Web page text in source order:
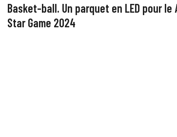
Basket-ball. Un parquet en LED pour le
Star Game 2024